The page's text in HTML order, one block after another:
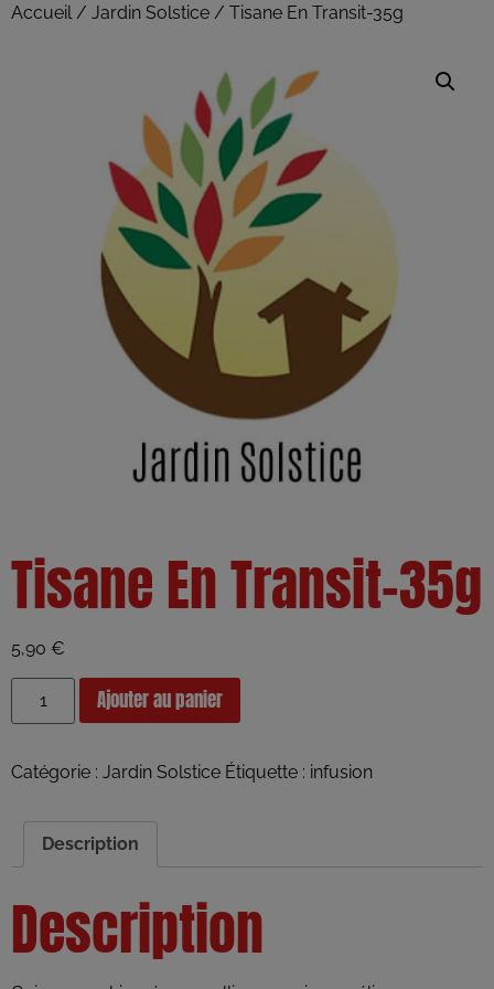
Accueil/ Jardin Solstice / Tisane En Transit-35g
Tisane En Transit-35g
5,90 €
Ajouter au panier
Catégorie : Jardin Solstice Étiquette : infusion
Description
Description